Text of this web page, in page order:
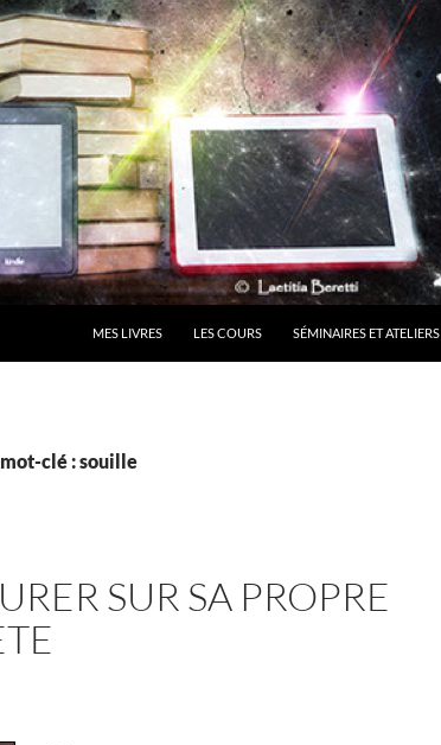
MES LIVRES LES COURS SÉMINAIRES ET ATELIERS
clé : souille
SUR SA PROPRE